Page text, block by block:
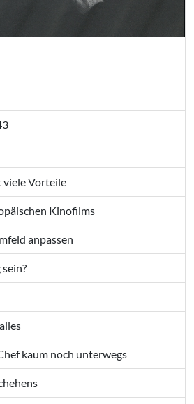
viele Vorteile
Kinofilms
anpassen
kaum noch unterwegs